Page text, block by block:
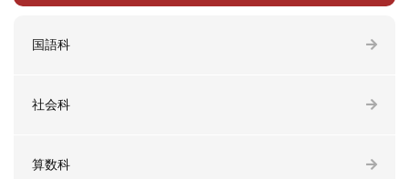
国語科
社会科
算数科